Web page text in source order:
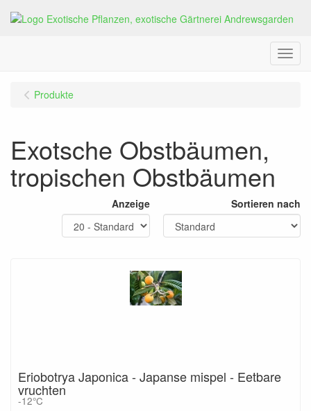
Menu
Produkte
Exotsche Obstbäumen,
tropischen Obstbäumen
Anzeige Sortieren nach
Eriobotrya Japonica - Japanse mispel - Eetbare
vruchten
-12°C